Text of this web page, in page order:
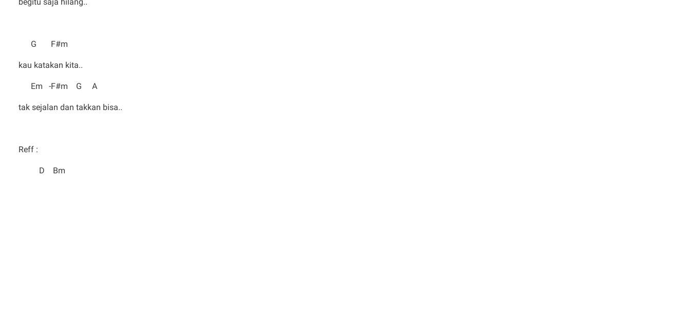
G F#m
kau katakan kita..
Em -F#m G A
tak sejalan dan takkan bisa..
Reff :
D Bm